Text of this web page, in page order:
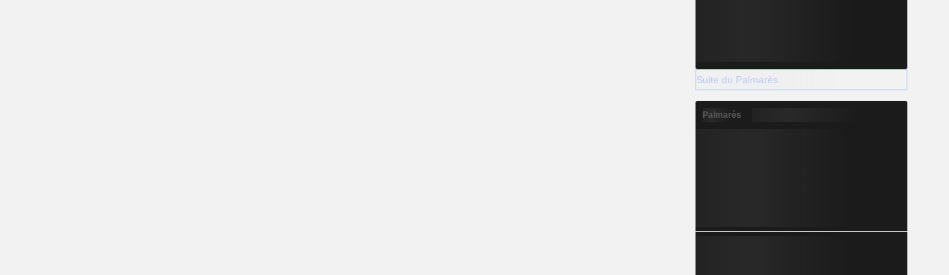
Suite du Palmarès
Palmarès